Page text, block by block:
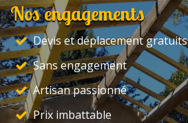
Nos engagements
Devis et déplacement gratuits
Sans engagement
Artisan passionné
Prix imbattable